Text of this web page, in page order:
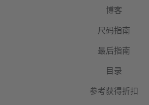
博客
尺码指南
最后指南
目录
参考获得折扣